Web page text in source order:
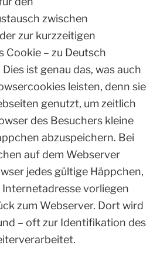
zwischen
zur kurzzeitigen
Cookie – zu Deutsch
Dies ist genau das, was auch
leisten, denn sie
genutzt, um zeitlich
des Besuchers kleine
abzuspeichern. Bei
auf dem Webserver
jedes gültige Häppchen,
Internetadresse vorliegen
zum Webserver. Dort wird
– oft zur Identifikation des